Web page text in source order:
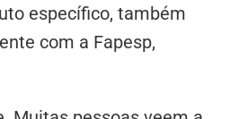
específico, também
com a Fapesp,